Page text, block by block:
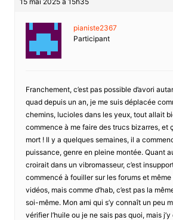
pianiste2367
Participant
Franchement, c’est pas possible d’avori
quad depuis un an, je me suis déplacée
chemins, lucioles dans les yeux, tout allait
commence à me faire des trucs bizarres, et
mort ! Il y a quelques semaines, il a
puissance, genre en pleine montée. Quant
croirait dans un vibromasseur, c’est
commencé à fouiller sur les forums et
vidéos, mais comme d’hab, c’est pas la
soi-même. Mon ami qui s’y connaît un peu
vérifier l’huile ou je ne sais pas quoi, mais